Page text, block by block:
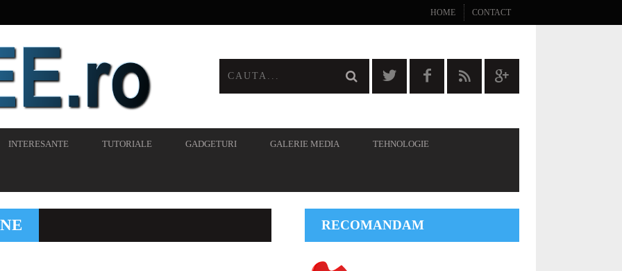
HOME CONTACT
INTERESANTE TUTORIALE GADGETURI GALERIE MEDIA TEHNOLOGIE
RECOMANDAM